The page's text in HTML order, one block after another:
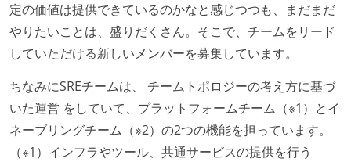
定の価値は提供できているのかなと感じつつも、まだまだ
やりたいことは、盛りだくさん。そこで、チームをリード
していただける新しいメンバーを募集しています。
ちなみにSREチームは、 チームトポロジーの考え方に基づ
いた運営 をしていて、プラットフォームチーム（※1）とイ
ネーブリングチーム（※2）の2つの機能を担っています。
（※1）インフラやツール、共通サービスの提供を行う